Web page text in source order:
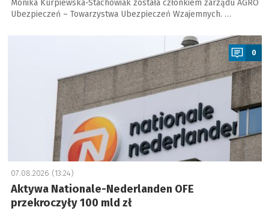
Monika Kurpiewska-Stachowiak została członkiem zarządu AGRO
Ubezpieczeń – Towarzystwa Ubezpieczeń Wzajemnych. …
0
07.08.2026 (13:24)
Aktywa Nationale-Nederlanden OFE
przekroczyły 100 mld zł